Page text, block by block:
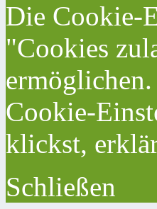
Die Cookie-
"Cookies
Cookie-
klickst,
Schließen